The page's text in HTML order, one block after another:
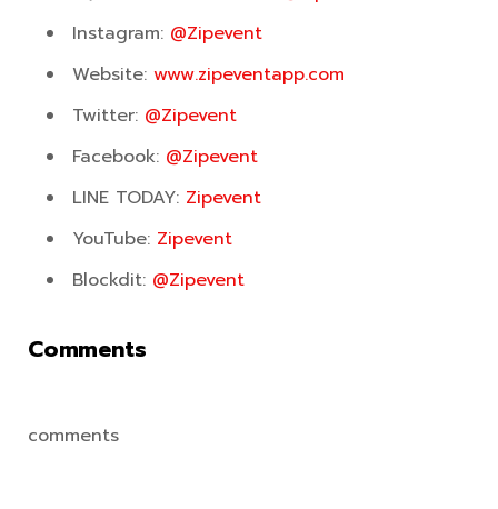
Instagram: @Zipevent
Website: www.zipeventapp.com
Twitter: @Zipevent
Facebook: @Zipevent
LINE TODAY: Zipevent
YouTube: Zipevent
Blockdit: @Zipevent
Comments
comments